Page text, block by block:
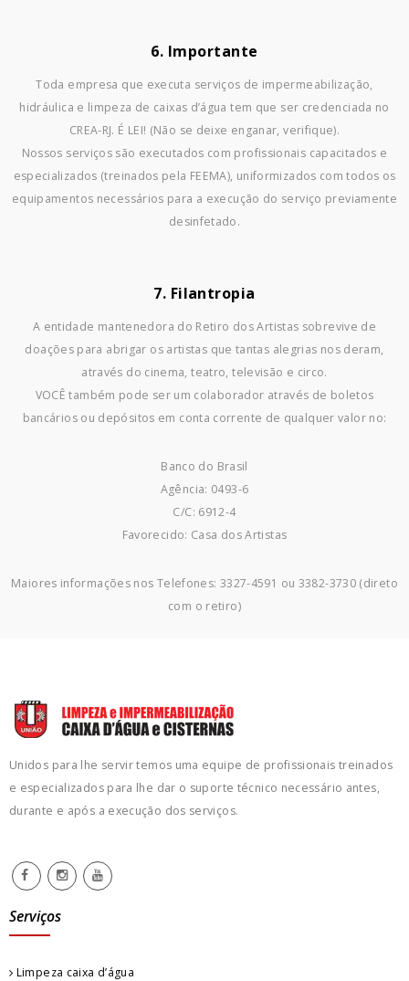
6. Importante
Toda empresa que executa serviços de impermeabilização,
hidráulica e limpeza de caixas d’água tem que ser credenciada no
CREA-RJ. É LEI! (Não se deixe enganar, verifique).
Nossos serviços são executados com profissionais capacitados e
especializados (treinados pela FEEMA), uniformizados com todos os
equipamentos necessários para a execução do serviço previamente
desinfetado.
7. Filantropia
A entidade mantenedora do Retiro dos Artistas sobrevive de
doações para abrigar os artistas que tantas alegrias nos deram,
através do cinema, teatro, televisão e circo.
VOCÊ também pode ser um colaborador através de boletos
bancários ou depósitos em conta corrente de qualquer valor no:
Banco do Brasil
Agência: 0493-6
C/C: 6912-4
Favorecido: Casa dos Artistas
Maiores informações nos Telefones: 3327-4591 ou 3382-3730 (direto
com o retiro)
Unidos para lhe servir temos uma equipe de profissionais treinados
e especializados para lhe dar o suporte técnico necessário antes,
durante e após a execução dos serviços.
Serviços
Limpeza caixa d’água